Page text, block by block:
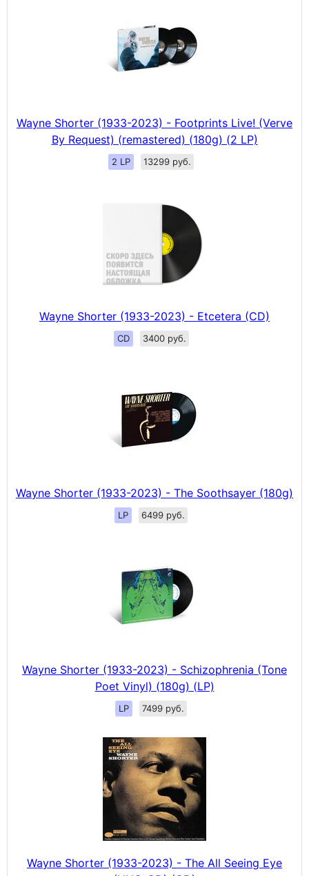
Wayne Shorter (1933-2023) - Footprints Live! (Verve
By Request) (remastered) (180g) (2 LP)
2 LP 13299 руб.
Wayne Shorter (1933-2023) - Etcetera (CD)
CD 3400 руб.
Wayne Shorter (1933-2023) - The Soothsayer (180g)
LP 6499 руб.
Wayne Shorter (1933-2023) - Schizophrenia (Tone
Poet Vinyl) (180g) (LP)
LP 7499 руб.
Wayne Shorter (1933-2023) - The All Seeing Eye